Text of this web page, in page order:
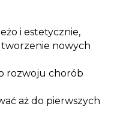
i estetycznie,
nowych
rozwoju chorób
aż do pierwszych